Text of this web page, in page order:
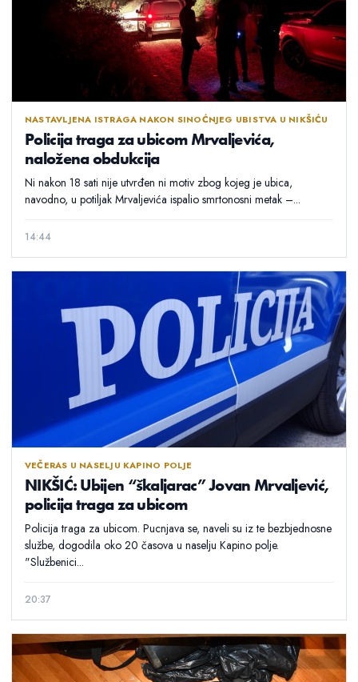
NASTAVLJENA ISTRAGA NAKON SINOĆNJEG UBISTVA U NIKŠIĆU
Policija traga za ubicom Mrvaljevića,
naložena obdukcija
Ni nakon 18 sati nije utvrđen ni motiv zbog kojeg je ubica,
navodno, u potiljak Mrvaljevića ispalio smrtonosni metak –...
14:44
VEČERAS U NASELJU KAPINO POLJE
NIKŠIĆ: Ubijen “škaljarac” Jovan Mrvaljević,
policija traga za ubicom
Policija traga za ubicom. Pucnjava se, naveli su iz te bezbjednosne
službe, dogodila oko 20 časova u naselju Kapino polje.
"Službenici...
20:37